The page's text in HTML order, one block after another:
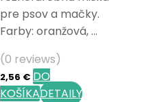
pre psov a mačky.
Farby: oranžová, …
(0 reviews)
2,56 € DO
KOŠÍKADETAILY